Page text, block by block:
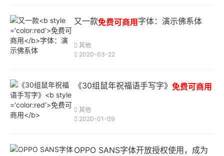
又一款免费可商用字体：演示佛系体
其他
2020-03-22
《30组鼠年祝福语手写字》 免费可商用
其他
2020-01-09
OPPO SANS字体开放授权使用，成为